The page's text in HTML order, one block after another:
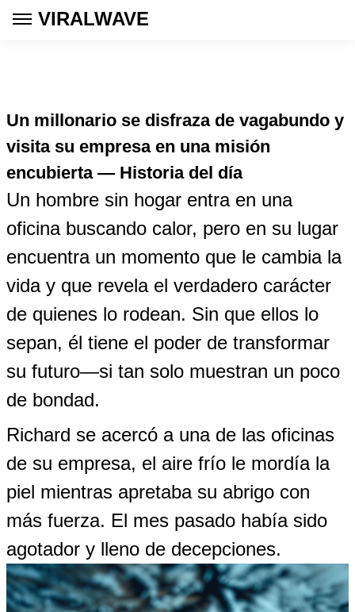
VIRALWAVE
Un millonario se disfraza de vagabundo y
visita su empresa en una misión
encubierta — Historia del día
Un hombre sin hogar entra en una
oficina buscando calor, pero en su lugar
encuentra un momento que le cambia la
vida y que revela el verdadero carácter
de quienes lo rodean. Sin que ellos lo
sepan, él tiene el poder de transformar
su futuro—si tan solo muestran un poco
de bondad.
Richard se acercó a una de las oficinas
de su empresa, el aire frío le mordía la
piel mientras apretaba su abrigo con
más fuerza. El mes pasado había sido
agotador y lleno de decepciones.